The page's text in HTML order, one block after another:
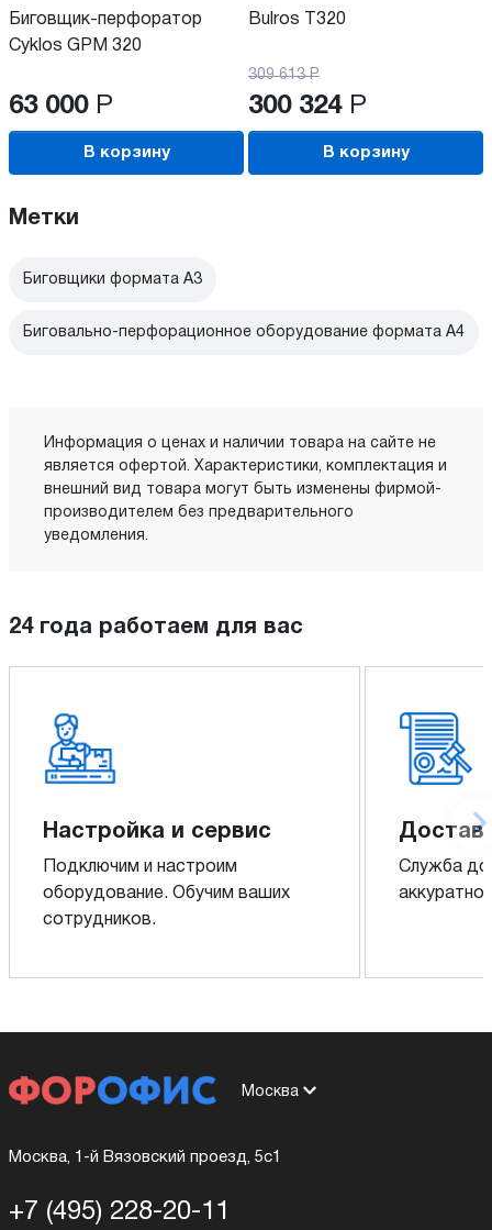
Биговщик-перфоратор
Cyklos GPM 320
63 000 Р
В корзину
Bulros T320
309 613 Р
300 324 Р
В корзину
Метки
Биговщики формата А3
Биговально-перфорационное оборудование формата А4
Информация о ценах и наличии товара на сайте не
является офертой. Характеристики, комплектация и
внешний вид товара могут быть изменены фирмой-
производителем без предварительного
уведомления.
24 года работаем для вас
Настройка и сервис
Подключим и настроим
оборудование. Обучим ваших
сотрудников.
Служба
аккуратно
Москва
Москва, 1-й Вязовский проезд, 5с1
+7 (495) 228-20-11